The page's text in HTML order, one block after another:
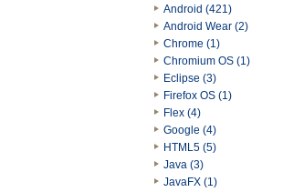
Android (421)
Android Wear (2)
Chrome (1)
Chromium OS (1)
Eclipse (3)
Firefox OS (1)
Flex (4)
Google (4)
HTML5 (5)
Java (3)
JavaFX (1)